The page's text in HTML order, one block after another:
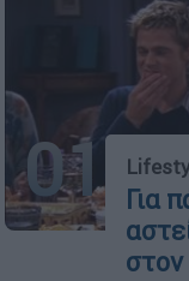
01
Για